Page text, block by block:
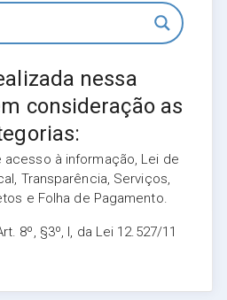
nessa
consideração as
acesso à informação, Lei de
Transparência, Serviços,
e Folha de Pagamento.
8º, §3º, I, da Lei 12.527/11